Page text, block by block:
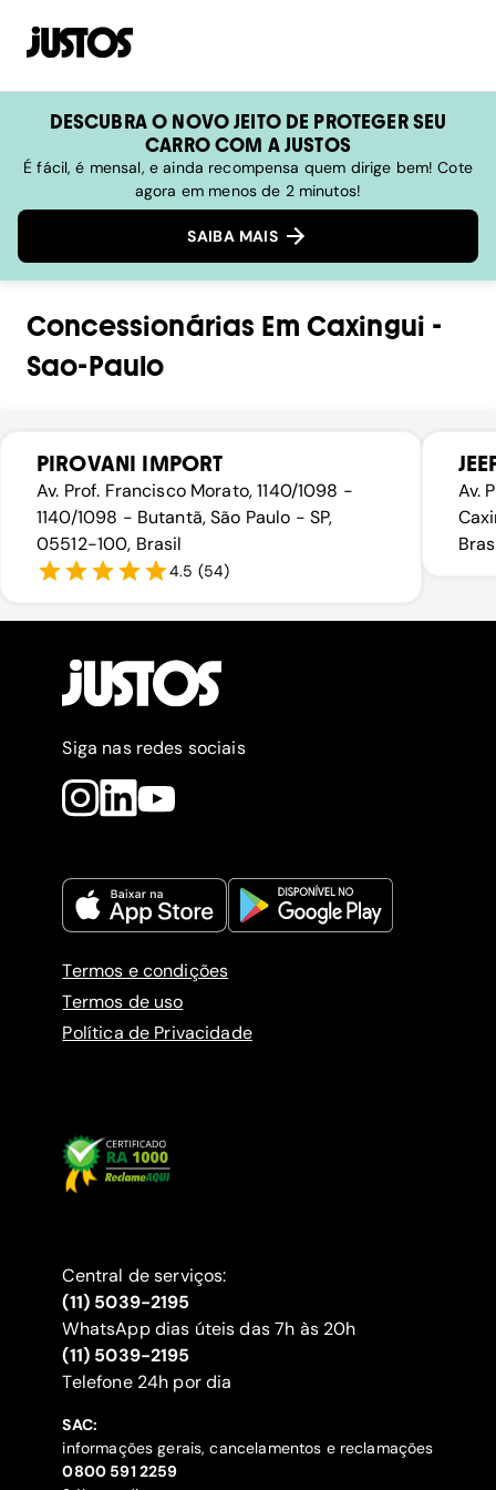
DESCUBRA O NOVO JEITO DE PROTEGER SEU
CARRO COM A JUSTOS
É fácil, é mensal, e ainda recompensa quem dirige bem! Cote
agora em menos de 2 minutos!
SAIBA MAIS
Concessionárias Em Caxingui -
Sao-Paulo
PIROVANI IMPORT
Av. Prof. Francisco Morato, 1140/1098 -
1140/1098 - Butantã, São Paulo - SP,
05512-100, Brasil
4.5 (54)
Av.
Siga nas redes sociais
Termos e condições
Termos de uso
Política de Privacidade
Central de serviços:
(11) 5039-2195
WhatsApp dias úteis das 7h às 20h
(11) 5039-2195
‍Telefone 24h por dia
SAC:
informações gerais, cancelamentos e reclamações
‍0800 591 2259